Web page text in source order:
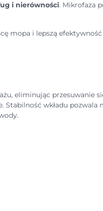
i nierówności. Mikrofaza
mopa i lepszą efektywność
eliminując przesuwanie
wkładu pozwala